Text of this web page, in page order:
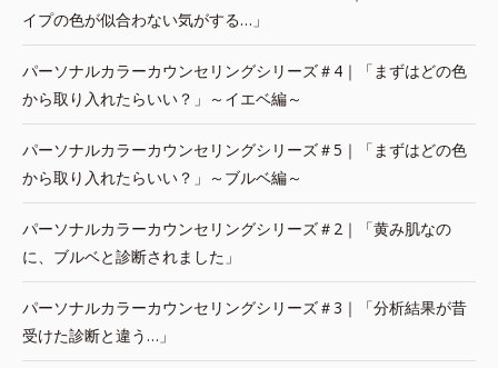
イプの色が似合わない気がする…」
パーソナルカラーカウンセリングシリーズ＃4｜「まずはどの色
から取り入れたらいい？」～イエベ編～
パーソナルカラーカウンセリングシリーズ＃5｜「まずはどの色
から取り入れたらいい？」～ブルベ編～
パーソナルカラーカウンセリングシリーズ＃2｜「黄み肌なの
に、ブルベと診断されました」
パーソナルカラーカウンセリングシリーズ＃3｜「分析結果が昔
受けた診断と違う…」